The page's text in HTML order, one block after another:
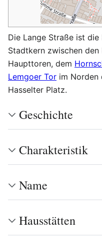
Die Lange Straße ist
Stadtkern zwischen den
Haupttoren, dem
Lemgoer Tor im Norden
Hasselter Platz.
Geschichte
Charakteristik
Name
Hausstätten